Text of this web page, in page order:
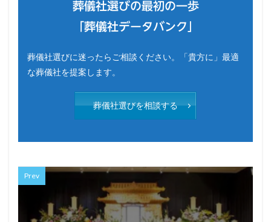
葬儀社選びの最初の一歩
「葬儀社データバンク」
葬儀社選びに迷ったらご相談ください。「貴方に」最適
な葬儀社を提案します。
葬儀社選びを相談する
Prev